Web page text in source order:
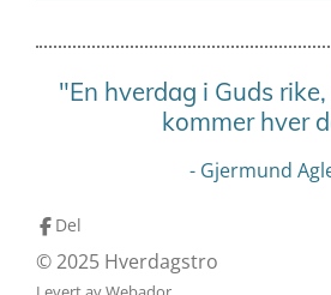
"En hverdag i Guds
kommer hver
- Gjermund
Del
© 2025 Hverdagstro